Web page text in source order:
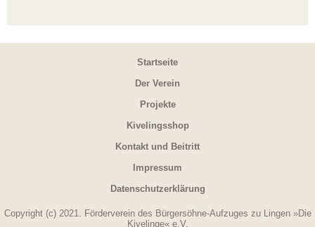
Startseite
Der Verein
Projekte
Kivelingsshop
Kontakt und Beitritt
Impressum
Datenschutzerklärung
Copyright (c) 2021. Förderverein des Bürgersöhne-Aufzuges zu Lingen »Die
Kivelinge« e.V.